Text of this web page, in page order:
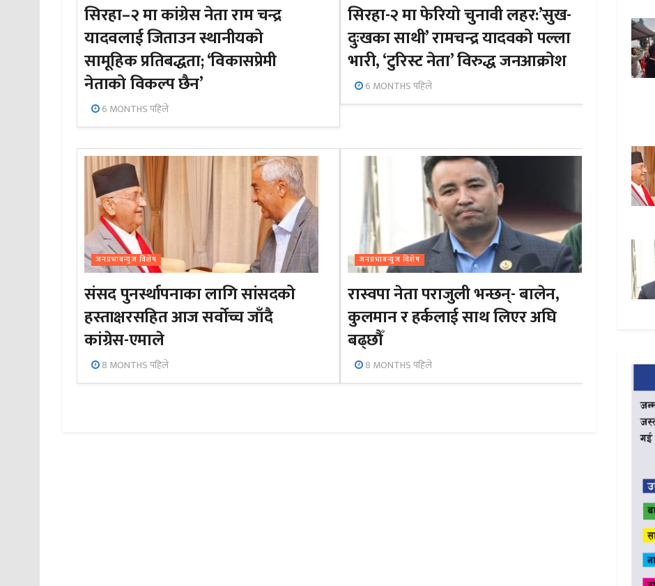
सिरहा–२ मा कांग्रेस नेता राम चन्द्र
यादवलाई जिताउन स्थानीयको
सामूहिक प्रतिबद्धता; ‘विकासप्रेमी
नेताको विकल्प छैन’
6 MONTHS पहिले
सिरहा-२ मा फेरियो चुनावी लहर:’सुख-
दुःखका साथी’ रामचन्द्र यादवको पल्ला
भारी, ‘टुरिस्ट नेता’ विरुद्ध जनआक्रोश
6 MONTHS पहिले
जनप्रभाबन्युज विशेष
संसद पुनर्स्थापनाका लागि सांसदको
हस्ताक्षरसहित आज सर्वोच्च जाँदै
कांग्रेस-एमाले
8 MONTHS पहिले
जनप्रभाबन्युज विशेष
रास्वपा नेता पराजुली भन्छन्- बालेन,
कुलमान र हर्कलाई साथ लिएर अघि
बढ्छौँ
8 MONTHS पहिले